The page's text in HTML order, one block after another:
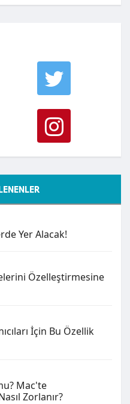
Yer Alacak!
Özelleştirmesine
İçin Bu Özellik
Mac'te
Zorlanır?